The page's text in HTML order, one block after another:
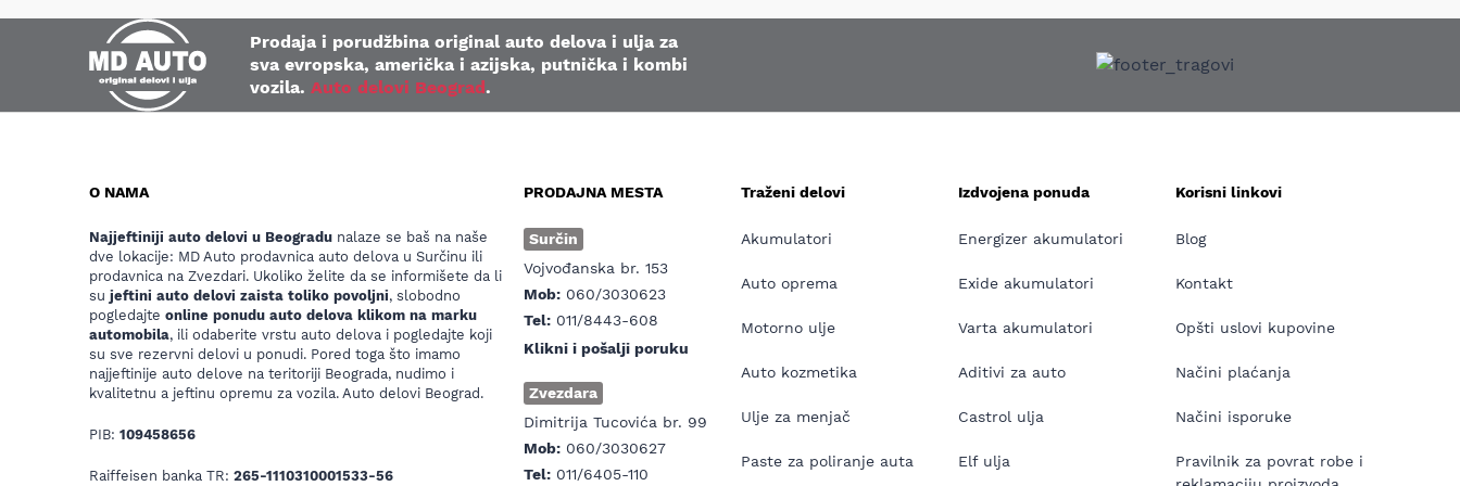
Prodaja i porudžbina original auto delova i ulja za
sva evropska, američka i azijska, putnička i kombi
vozila. Auto delovi Beograd.
O NAMA
Najjeftiniji auto delovi u Beogradu nalaze se baš na naše
dve lokacije: MD Auto prodavnica auto delova u Surčinu ili
prodavnica na Zvezdari. Ukoliko želite da se informišete da li
su jeftini auto delovi zaista toliko povoljni, slobodno
pogledajte online ponudu auto delova klikom na marku
automobila, ili odaberite vrstu auto delova i pogledajte koji
su sve rezervni delovi u ponudi. Pored toga što imamo
najjeftinije auto delove na teritoriji Beograda, nudimo i
kvalitetnu a jeftinu opremu za vozila. Auto delovi Beograd.
PIB: 109458656
Raiffeisen banka TR: 265-1110310001533-56
PRODAJNA MESTA
Surčin
Vojvođanska br. 153
Mob: 060/3030623
Tel: 011/8443-608
Klikni i pošalji poruku
Zvezdara
Dimitrija Tucovića br. 99
Mob: 060/3030627
Tel: 011/6405-110
Traženi delovi
Akumulatori
Auto oprema
Motorno ulje
Auto kozmetika
Ulje za menjač
Paste za poliranje auta
Izdvojena ponuda
Energizer akumulatori
Exide akumulatori
Varta akumulatori
Aditivi za auto
Castrol ulja
Elf ulja
Korisni linkovi
Blog
Kontakt
Opšti uslovi kupovine
Načini plaćanja
Načini isporuke
Pravilnik za povrat robe i